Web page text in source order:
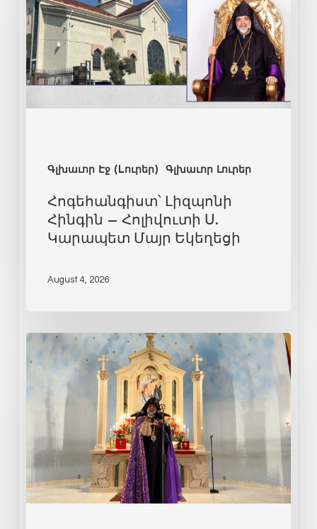
Գլխաւոր Էջ (Lուրեր) Գլխաւոր Լուրեր
Հոգեհանգիստ՝ Լիզպոնի
Հինգին – Հոլիվուտի Ս.
Կարապետ Մայր Եկեղեցի
August 4, 2026